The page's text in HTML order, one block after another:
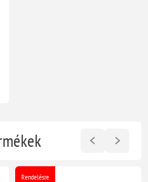
Rendelésre